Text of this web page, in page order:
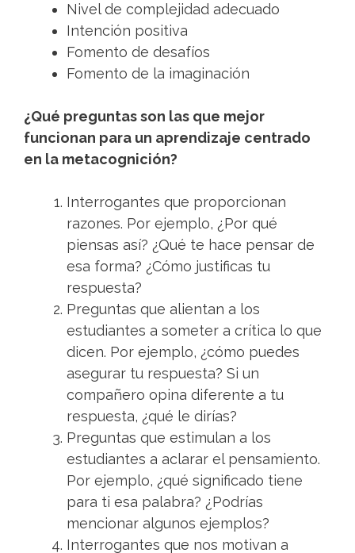
Nivel de complejidad adecuado
Intención positiva
Fomento de desafíos
Fomento de la imaginación
¿Qué preguntas son las que mejor
funcionan para un aprendizaje centrado
en la metacognición?
Interrogantes que proporcionan
razones. Por ejemplo, ¿Por qué
piensas así? ¿Qué te hace pensar de
esa forma? ¿Cómo justificas tu
respuesta?
Preguntas que alientan a los
estudiantes a someter a crítica lo que
dicen. Por ejemplo, ¿cómo puedes
asegurar tu respuesta? Si un
compañero opina diferente a tu
respuesta, ¿qué le dirías?
Preguntas que estimulan a los
estudiantes a aclarar el pensamiento.
Por ejemplo, ¿qué significado tiene
para ti esa palabra? ¿Podrías
mencionar algunos ejemplos?
Interrogantes que nos motivan a